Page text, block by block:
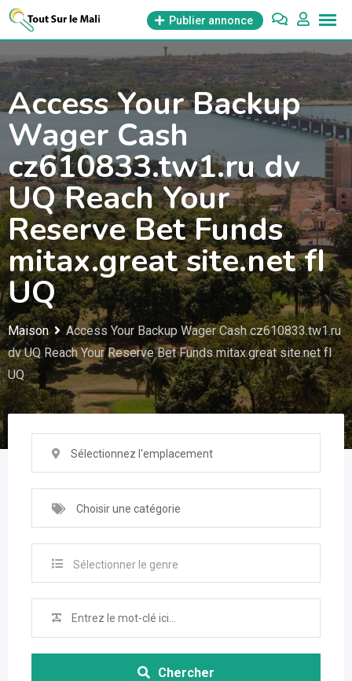
Aller
contenu
Publier annonce
Access Your Backup
Wager Cash
cz610833.tw1.ru dv
UQ Reach Your
Reserve Bet Funds
mitax.great site.net fI
UQ
Maison
Access Your Backup Wager Cash cz610833.tw1.ru
dv UQ Reach Your Reserve Bet Funds mitax.great site.net fI
UQ
Sélectionnez l'emplacement
Choisir une catégorie
Sélectionner le genre
Chercher